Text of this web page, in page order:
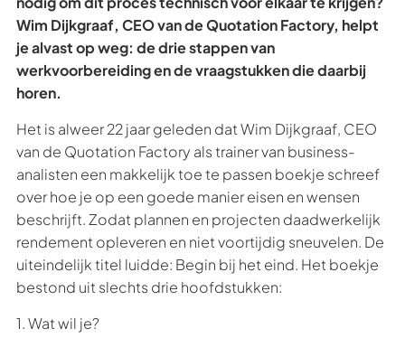
Wim Dijkgraaf, CEO van de Quotation Factory, helpt
je alvast op weg: de drie stappen van
werkvoorbereiding en de vraagstukken die daarbij
horen.
Het is alweer 22 jaar geleden dat Wim Dijkgraaf, CEO
van de Quotation Factory als trainer van business-
analisten een makkelijk toe te passen boekje schreef
over hoe je op een goede manier eisen en wensen
beschrijft. Zodat plannen en projecten daadwerkelijk
rendement opleveren en niet voortijdig sneuvelen. De
uiteindelijk titel luidde: Begin bij het eind. Het boekje
bestond uit slechts drie hoofdstukken:
1. Wat wil je?